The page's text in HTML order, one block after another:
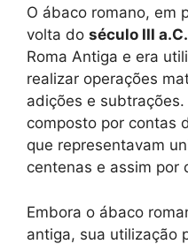
O ábaco romano, em
volta do século III a.C.
Roma Antiga e era
realizar operações
adições e
composto por contas
que representavam
centenas e assim por
Embora o ábaco
antiga, sua utilização